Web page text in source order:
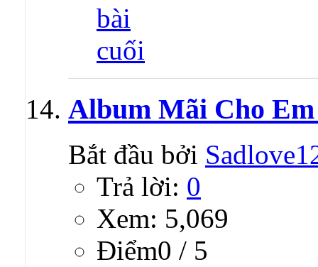
Album Mãi Cho
Bắt đầu bởi
Trả lời: 0
Xem: 5,069
Ðiểm0 / 5